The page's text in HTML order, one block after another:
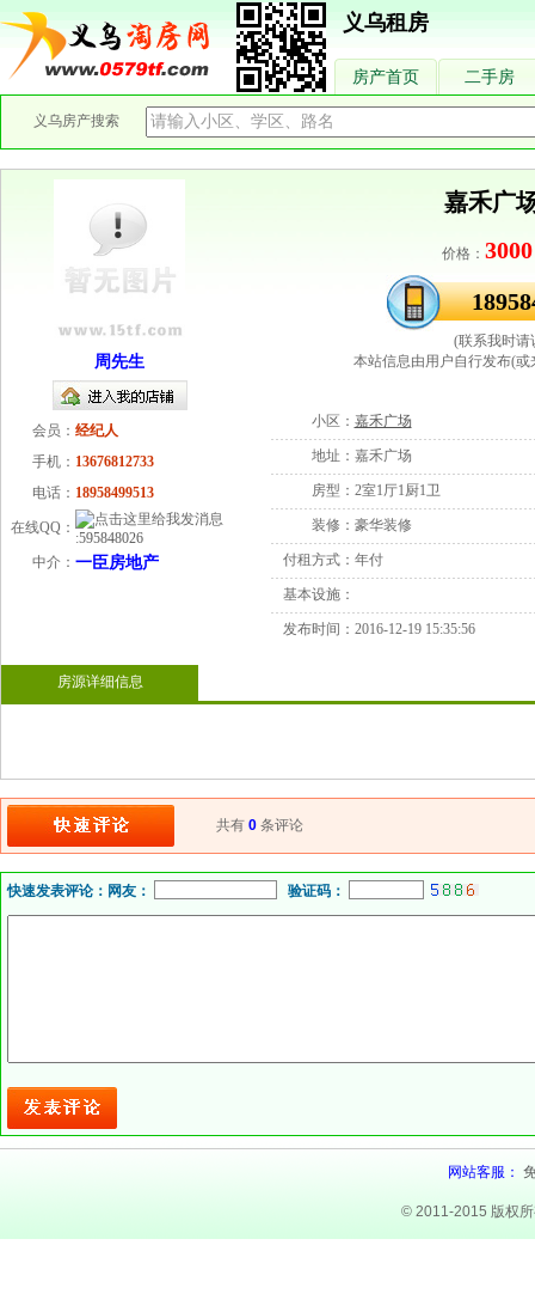
义乌租房
房产首页 二手房
义乌房产搜索
周先生
会员： 经纪人
手机： 13676812733
电话： 18958499513
在线QQ：
:595848026
中介： 一臣房地产
嘉禾广
价格： 3000
(联系我时请
本站信息由用户自行发布(
小区： 嘉禾广场
地址： 嘉禾广场
房型： 2室1厅1厨1卫
装修： 豪华装修
付租方式： 年付
基本设施：
发布时间： 2016-12-19 15:35:56
房源详细信息
共有 0 条评论
快速发表评论： 网友： 验证码：
网站客服：
© 2011-2015 版权